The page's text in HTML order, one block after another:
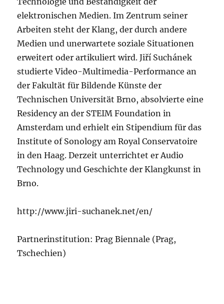
elektronischen Medien. Im Zentrum seiner
Arbeiten steht der Klang, der durch andere
Medien und unerwartete soziale Situationen
erweitert oder artikuliert wird. Jiří Suchánek
studierte Video-Multimedia-Performance an
der Fakultät für Bildende Künste der
Technischen Universität Brno, absolvierte eine
Residency an der STEIM Foundation in
Amsterdam und erhielt ein Stipendium für das
Institute of Sonology am Royal Conservatoire
in den Haag. Derzeit unterrichtet er Audio
Technology und Geschichte der Klangkunst in
Brno.
http://www.jiri-suchanek.net/en/
Partnerinstitution: Prag Biennale (Prag,
Tschechien)